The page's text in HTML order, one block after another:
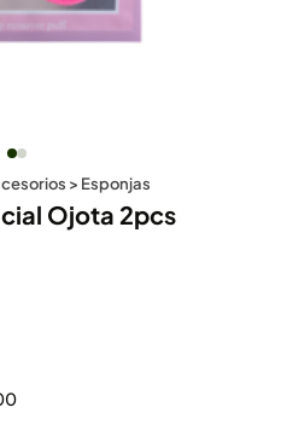
> Esponjas
Ojota 2pcs